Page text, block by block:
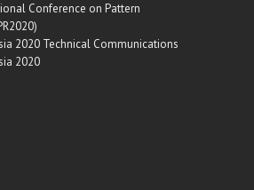
Conference on Pattern
2020 Technical Communications
2020